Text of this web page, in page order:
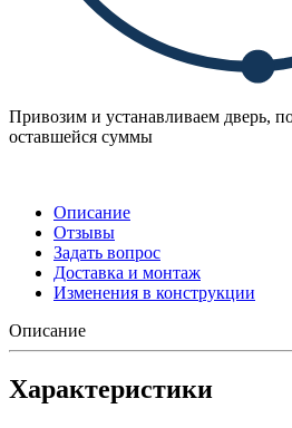
Привозим и устанавливаем дверь,
оставшейся суммы
Описание
Отзывы
Задать вопрос
Доставка и монтаж
Изменения в конструкции
Описание
Характеристики